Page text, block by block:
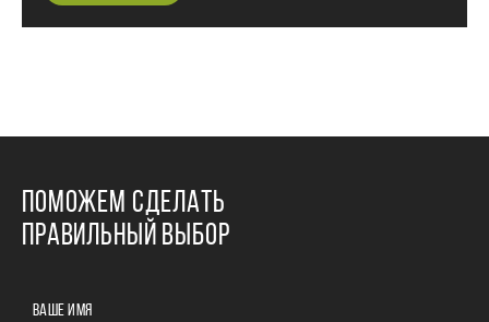
ПОМОЖЕМ СДЕЛАТЬ
ПРАВИЛЬНЫЙ ВЫБОР
ВАШЕ ИМЯ